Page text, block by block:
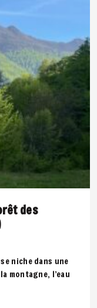
des
niche dans une
montagne, l’eau